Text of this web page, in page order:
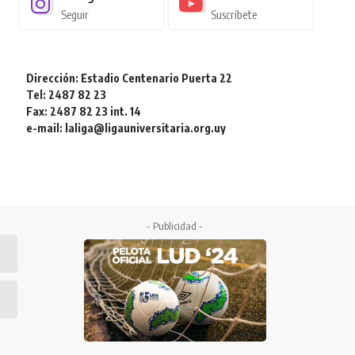
Seguir Suscríbete
Dirección: Estadio Centenario Puerta 22
Tel: 2487 82 23
Fax: 2487 82 23 int. 14
e-mail: laliga@ligauniversitaria.org.uy
- Publicidad -